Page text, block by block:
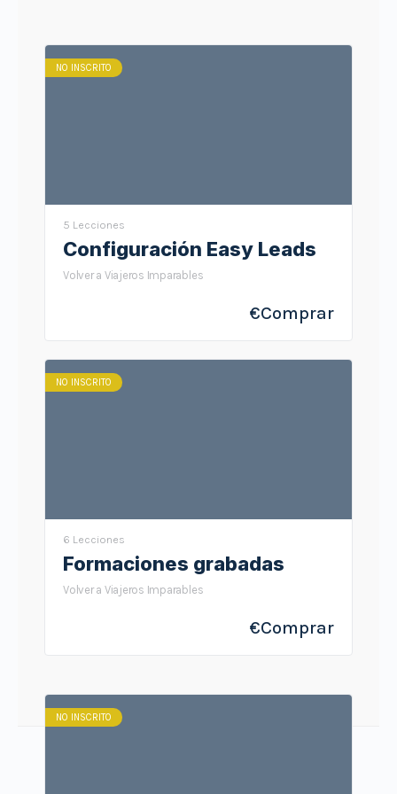
NO INSCRITO
5 Lecciones
Configuración Easy Leads
Volver a Viajeros Imparables
€Comprar
NO INSCRITO
6 Lecciones
Formaciones grabadas
Volver a Viajeros Imparables
€Comprar
NO INSCRITO